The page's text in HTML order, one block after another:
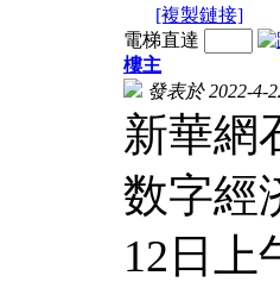
[複製鏈接]
電梯直達
樓主
發表於 2022-4-
新華網
数字經
12日上